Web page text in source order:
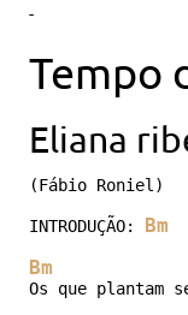
-
Tempo
Eliana
(Fábio Roniel)
INTRODUÇÃO: Bm
Bm
Os que plantam